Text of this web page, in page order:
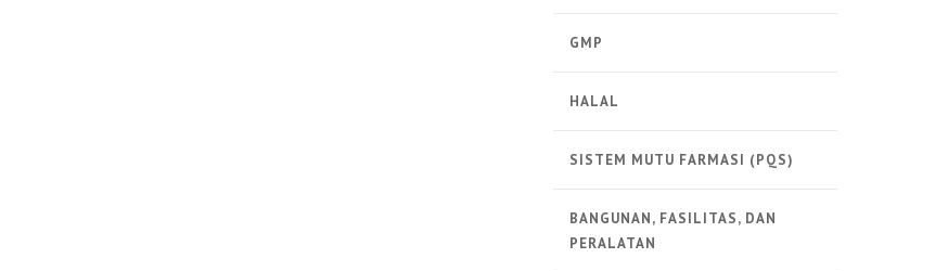
GMP
HALAL
SISTEM MUTU FARMASI (PQS)
BANGUNAN, FASILITAS, DAN
PERALATAN